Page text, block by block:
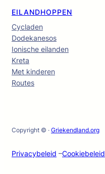
EILANDHOPPEN
Cycladen
Dodekanesos
Ionische eilanden
Kreta
Met kinderen
Routes
Copyright © · Griekendland.org
Privacybeleid –Cookiebeleid